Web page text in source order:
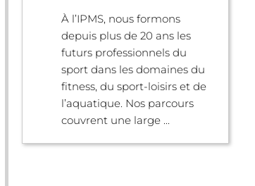
À l’IPMS, nous formons
depuis plus de 20 ans les
futurs professionnels du
sport dans les domaines du
fitness, du sport-loisirs et de
l’aquatique. Nos parcours
couvrent une large ...